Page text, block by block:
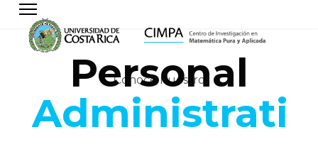
Conoce nuestro
Personal